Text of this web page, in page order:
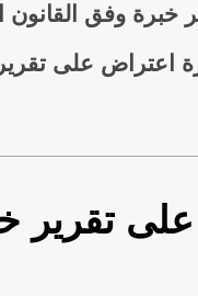
وفق القانون
اعتراض على
تقرير